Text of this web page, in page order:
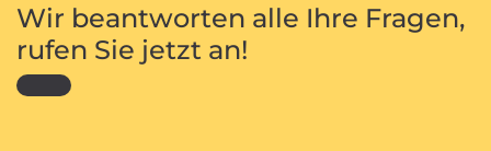
Wir beantworten alle Ihre Fragen,
rufen Sie jetzt an!